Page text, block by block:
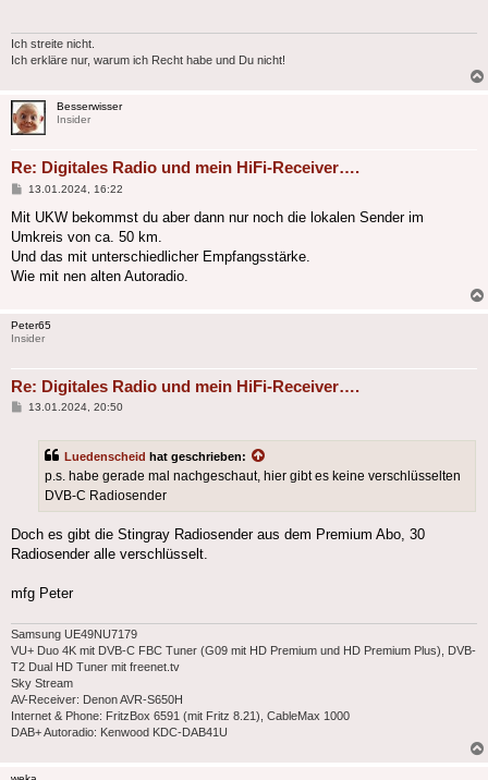
Ich streite nicht.
Ich erkläre nur, warum ich Recht habe und Du nicht!
Besserwisser
Insider
Re: Digitales Radio und mein HiFi-Receiver….
Beitrag
13.01.2024, 16:22
Mit UKW bekommst du aber dann nur noch die lokalen Sender im
Umkreis von ca. 50 km.
Und das mit unterschiedlicher Empfangsstärke.
Wie mit nen alten Autoradio.
Peter65
Insider
Re: Digitales Radio und mein HiFi-Receiver….
Beitrag
13.01.2024, 20:50
Luedenscheid hat geschrieben:
p.s. habe gerade mal nachgeschaut, hier gibt es keine verschlüsselten
DVB-C Radiosender
Doch es gibt die Stingray Radiosender aus dem Premium Abo, 30
Radiosender alle verschlüsselt.
mfg Peter
Samsung UE49NU7179
VU+ Duo 4K mit DVB-C FBC Tuner (G09 mit HD Premium und HD Premium Plus), DVB-
T2 Dual HD Tuner mit freenet.tv
Sky Stream
AV-Receiver: Denon AVR-S650H
Internet & Phone: FritzBox 6591 (mit Fritz 8.21), CableMax 1000
DAB+ Autoradio: Kenwood KDC-DAB41U